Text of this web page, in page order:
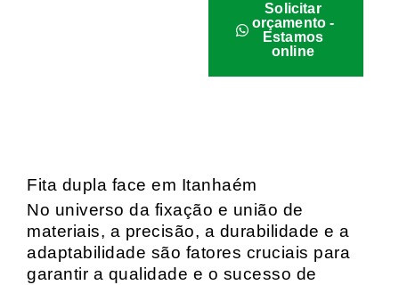
Solicitar
orçamento -
Estamos
online
Fita dupla face em Itanhaém
No universo da fixação e união de
materiais, a precisão, a durabilidade e a
adaptabilidade são fatores cruciais para
garantir a qualidade e o sucesso de